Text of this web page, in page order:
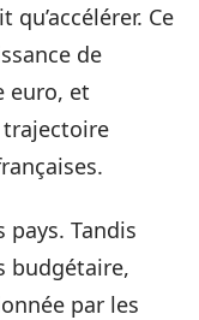
Ce
de
euro, et
trajectoire
pays. Tandis
budgétaire,
par les